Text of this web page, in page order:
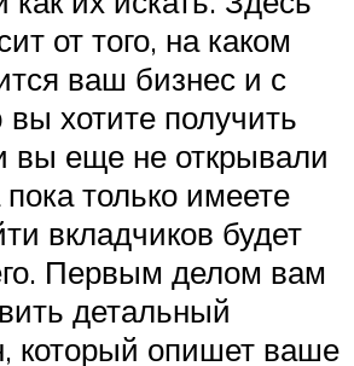
от того, на каком
ваш бизнес и с
хотите получить
вы еще не открывали
только имеете
вкладчиков будет
Первым делом вам
детальный
который опишет ваше